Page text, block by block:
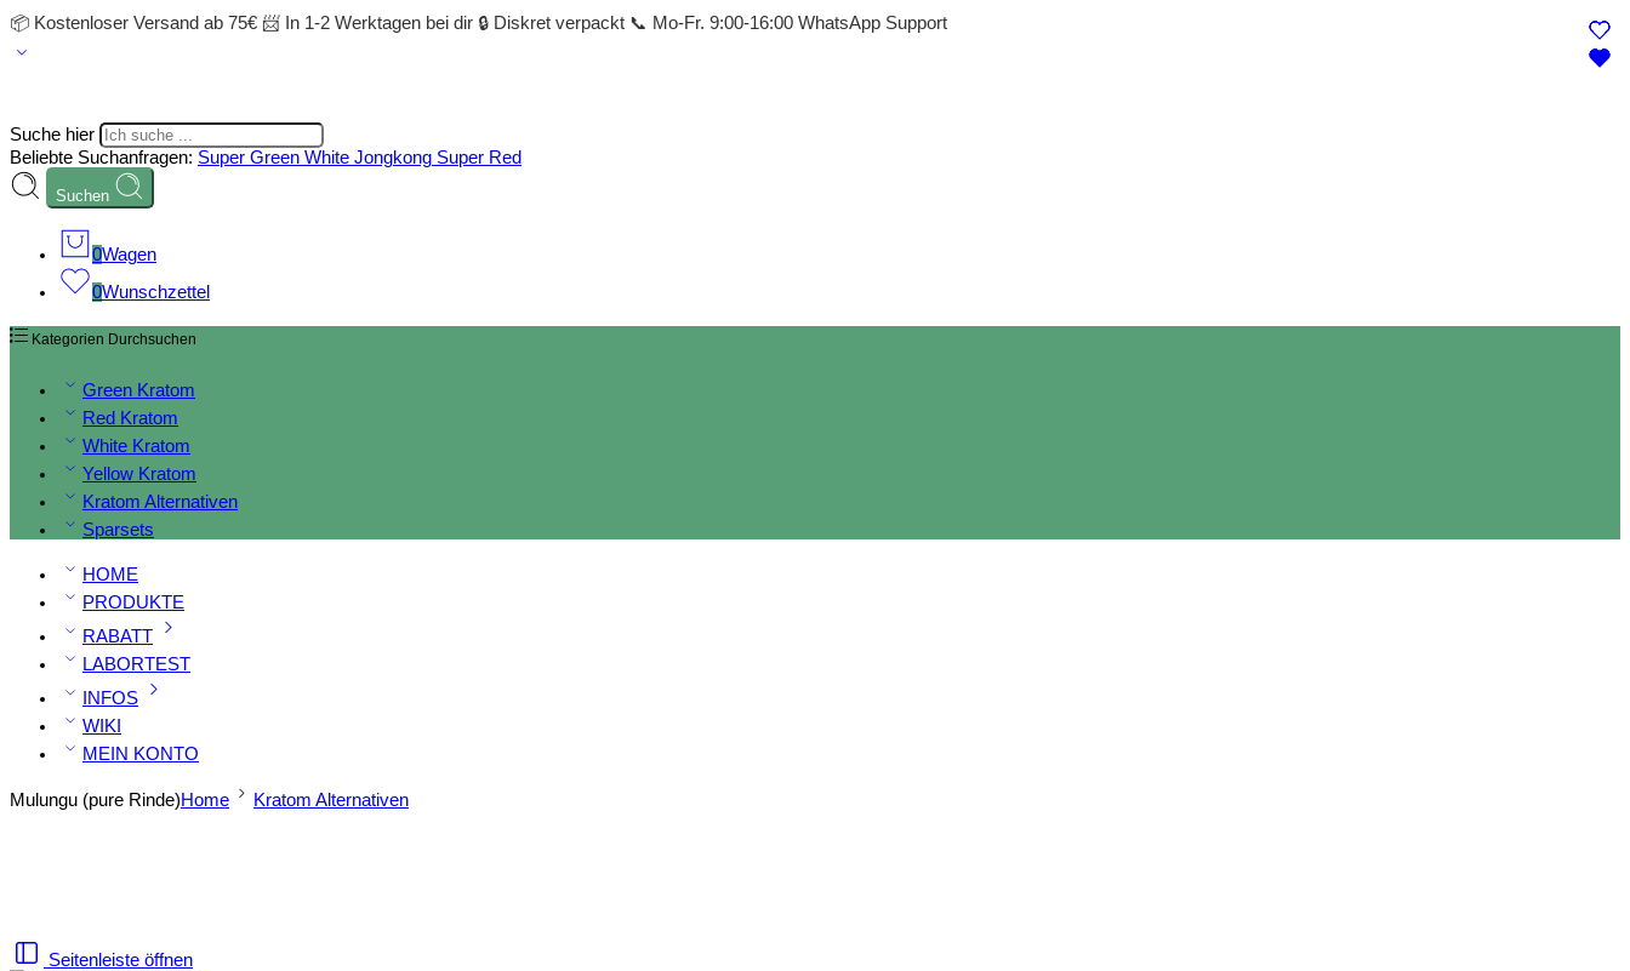
📦 Kostenloser Versand ab 75€ 📨 In 1-2 Werktagen bei dir 🔒 Diskret verpackt 📞 Mo-Fr. 9:00-16:00 WhatsApp Support
Suche hier
Beliebte Suchanfragen: Super Green White Jongkong Super Red
Suchen
0Wagen
0Wunschzettel
Kategorien Durchsuchen
Green Kratom
Red Kratom
White Kratom
Yellow Kratom
Kratom Alternativen
Sparsets
HOME
PRODUKTE
RABATT
LABORTEST
INFOS
WIKI
MEIN KONTO
Mulungu (pure Rinde)Home Kratom Alternativen
Seitenleiste öffnen